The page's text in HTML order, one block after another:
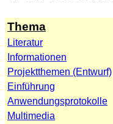
Thema
Literatur
Informationen
Projektthemen (Entwurf)
Einführung
Anwendungsprotokolle
Multimedia